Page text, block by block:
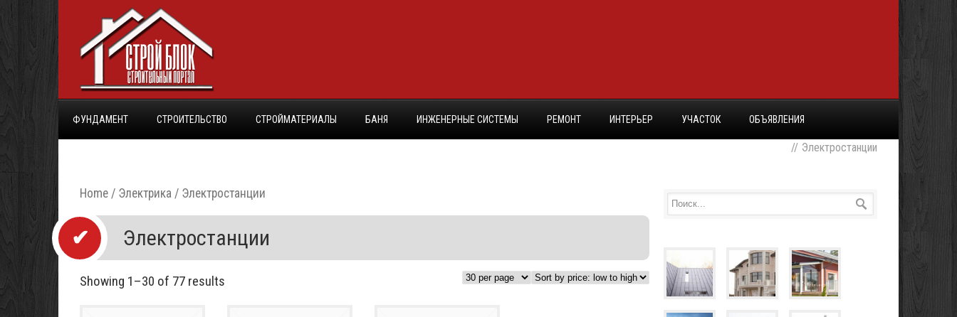
ФУНДАМЕНТ СТРОИТЕЛЬСТВО СТРОЙМАТЕРИАЛЫ БАНЯ ИНЖЕНЕРНЫЕ СИСТЕМЫ РЕМОНТ ИНТЕРЬЕР УЧАСТОК ОБЪЯВЛЕНИЯ
// Электростанции
Home / Электрика / Электростанции
Электростанции
Showing 1–30 of 77 results